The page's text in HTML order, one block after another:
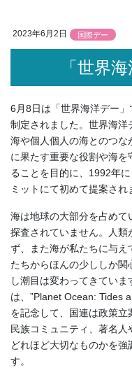
2023年6月2日 国際デー
「世
6月8日は「世界海洋デー
制定されました。世界海洋
海や個人個人の海とのつ
に果たす重要な役割や海
ることを目的に、1992年
ミットにて初めて提案され
海は地球の大部分を占め
探査されていません。人類
ず、また海が私たちに与
たちからほんの少ししか
し潮目は変わってきてい
は、”Planet Ocean: Tides
を記念して、国連は政策
民族コミュニティ、著名
どれほど大切なものかを
す。